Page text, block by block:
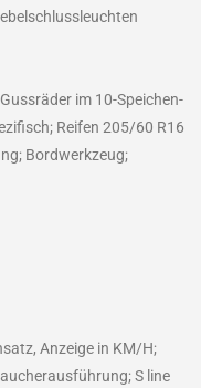
im 10-Speichen-
Reifen 205/60 R16
Bordwerkzeug;
Anzeige in KM/H;
S line